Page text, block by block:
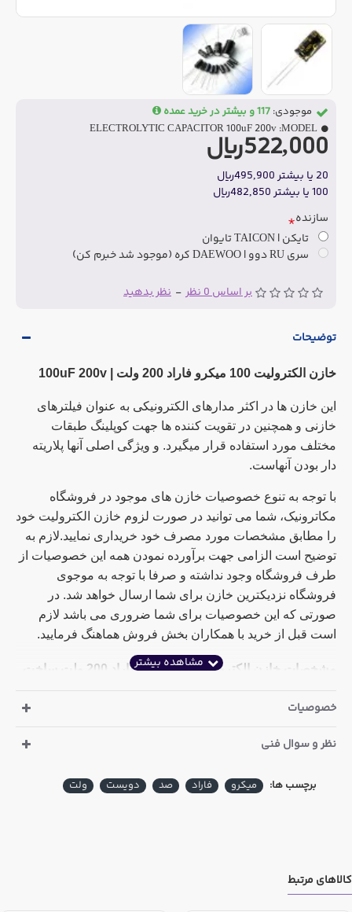
بر اساس 0 نظر - نظر بدهید
522,000ریال
20 یا بیشتر 495,900ریال
100 یا بیشتر 482,850ریال
موجودی: 117 و بیشتر در خرید عمده
MODEL:
ELECTROLYTIC CAPACITOR 100uF 200v
سازنده
تایکن | TAICON تایوان
سری RU دوو | DAEWOO کره (موجود شد خبرم کن)
توضیحات
خازن الکترولیت 100 میکرو فاراد 200 ولت | 100uF 200v
این خازن ها در اکثر مدارهای الکترونیکی به عنوان فیلترهای
خازنی و همچنین در تقویت کننده ها جهت کوپلینگ طبقات
مختلف مورد استفاده قرار میگیرد. و ویژگی اصلی آنها پلاریته
دار بودن آنهاست.
با توجه به تنوع خصوصیات خازن های موجود در فروشگاه
مکاترونیک، شما می توانید در صورت لزوم خازن الکترولیت خود
را مطابق مشخصات مورد مصرف خود خریداری نمایید.لازم به
توضیح است الزامی جهت برآورده نمودن همه این خصوصیات از
طرف فروشگاه وجود نداشته و صرفا با توجه به موجوی
فروشگاه نزدیکترین خازن برای شما ارسال خواهد شد. در
صورتی که این خصوصیات برای شما ضروری می باشد لازم
است قبل از خرید با همکاران بخش فروش هماهنگ فرمایید.
مشخصات خازن الکترولیت 100 میکرو فاراد 200 ولت ساخت
قطر : 18.2 میلی متر
دما : 105 درجه سانتی گراد
تایکن تایوان :
خصوصیات
نظر و سوال فنی
برچسب ها: میکرو فاراد صد دویست ولت
کالاهای مرتبط